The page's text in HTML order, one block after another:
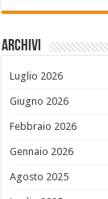
Archivi
Luglio 2026
Giugno 2026
Febbraio 2026
Gennaio 2026
Agosto 2025